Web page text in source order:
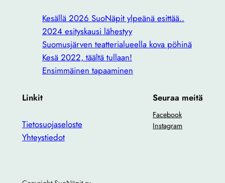
Kesällä 2026 SuoNäpit ylpeänä esittää..
2024 esityskausi lähestyy
Suomusjärven teatterialueella kova pöhinä
Kesä 2022, täältä tullaan!
Ensimmäinen tapaaminen
Linkit
Tietosuojaseloste
Yhteystiedot
Seuraa meitä
Facebook
Instagram